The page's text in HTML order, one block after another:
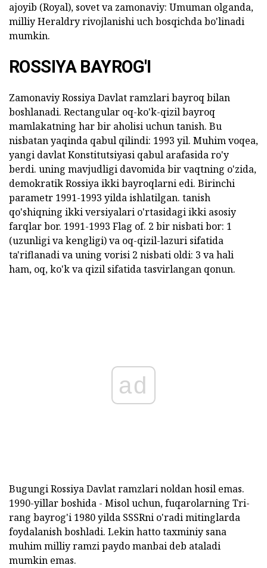
ajoyib (Royal), sovet va zamonaviy: Umuman olganda,
milliy Heraldry rivojlanishi uch bosqichda bo'linadi
mumkin.
ROSSIYA BAYROG'I
Zamonaviy Rossiya Davlat ramzlari bayroq bilan
boshlanadi. Rectangular oq-ko'k-qizil bayroq
mamlakatning har bir aholisi uchun tanish. Bu
nisbatan yaqinda qabul qilindi: 1993 yil. Muhim voqea,
yangi davlat Konstitutsiyasi qabul arafasida ro'y
berdi. uning mavjudligi davomida bir vaqtning o'zida,
demokratik Rossiya ikki bayroqlarni edi. Birinchi
parametr 1991-1993 yilda ishlatilgan. tanish
qo'shiqning ikki versiyalari o'rtasidagi ikki asosiy
farqlar bor. 1991-1993 Flag of. 2 bir nisbati bor: 1
(uzunligi va kengligi) va oq-qizil-lazuri sifatida
ta'riflanadi va uning vorisi 2 nisbati oldi: 3 va hali
ham, oq, ko'k va qizil sifatida tasvirlangan qonun.
ad
Bugungi Rossiya Davlat ramzlari noldan hosil emas.
1990-yillar boshida - Misol uchun, fuqarolarning Tri-
rang bayrog'i 1980 yilda SSSRni o'radi mitinglarda
foydalanish boshladi. Lekin hatto taxminiy sana
muhim milliy ramzi paydo manbai deb ataladi
mumkin emas.